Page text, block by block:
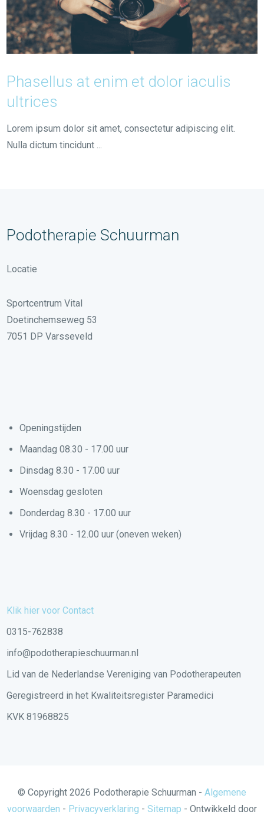
Phasellus at enim et dolor iaculis
ultrices
Lorem ipsum dolor sit amet, consectetur adipiscing elit.
Nulla dictum tincidunt ...
Podotherapie Schuurman
Locatie
Sportcentrum Vital
Doetinchemseweg 53
7051 DP Varsseveld
Openingstijden
Maandag 08.30 - 17.00 uur
Dinsdag 8.30 - 17.00 uur
Woensdag gesloten
Donderdag 8.30 - 17.00 uur
Vrijdag 8.30 - 12.00 uur (oneven weken)
Klik hier voor Contact
0315-762838
info@podotherapieschuurman.nl
Lid van de Nederlandse Vereniging van Podotherapeuten
Geregistreerd in het Kwaliteitsregister Paramedici
KVK 81968825
© Copyright 2026 Podotherapie Schuurman - Algemene
voorwaarden - Privacyverklaring - Sitemap - Ontwikkeld door